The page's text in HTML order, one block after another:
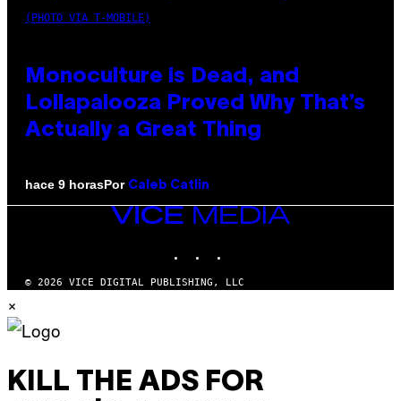
(PHOTO VIA T-MOBILE)
Monoculture is Dead, and
Lollapalooza Proved Why That’s
Actually a Great Thing
hace 9 horasPor Caleb Catlin
VICE
MEDIA
© 2026 VICE DIGITAL PUBLISHING, LLC
×
KILL THE ADS FOR